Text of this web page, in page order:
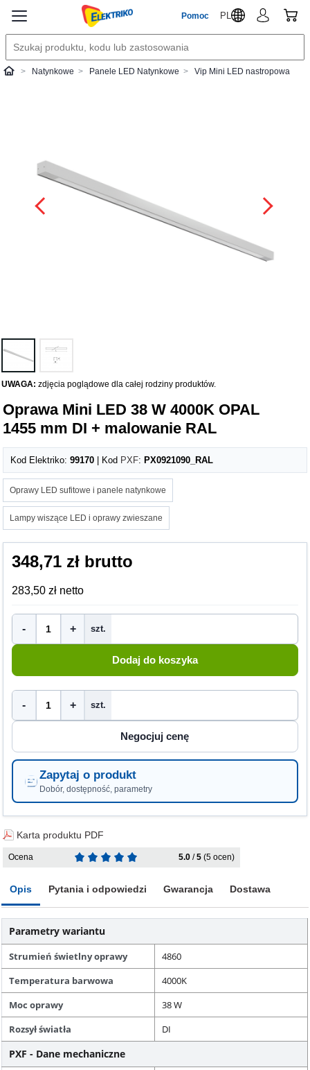
Pomoc PL
ElektrikoNatynkowe Panele LED Natynkowe Vip Mini LED nastropowa
UWAGA: zdjęcia poglądowe dla całej rodziny produktów.
Oprawa Mini LED 38 W 4000K OPAL
1455 mm DI + malowanie RAL
Kod Elektriko:99170 | Kod PXF: PX0921090_RAL
Oprawy LED sufitowe i panele natynkowe
Lampy wiszące LED i oprawy zwieszane
348,71 zł brutto
283,50 zł netto
- + szt.
- + szt.
Zapytaj o produkt
Dobór, dostępność, parametry
Karta produktu PDF
Ocena 5.0 /5 (5 ocen)
Opis Pytania i odpowiedzi Gwarancja Dostawa
Parametry wariantu
Strumień świetlny oprawy
4860
Temperatura barwowa
4000K
Moc oprawy
38 W
Rozsył światła
DI
PXF - Dane mechaniczne